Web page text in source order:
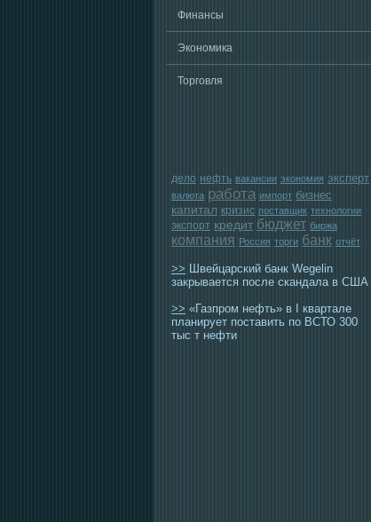
Финансы
Экономика
Торговля
дело нефть вакансии экономия эксперт
валюта работа импорт бизнес
капитал кризис поставщик технологии
экспорт кредит бюджет биржа
компания Россия торги банк отчёт
>> Швейцарский банк Wegelin
закрывается после скандала в США
>> «Газпром нефть» в I квартале
планирует поставить по ВСТО 300
тыс т нефти